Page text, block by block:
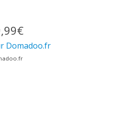
Domadoo.fr